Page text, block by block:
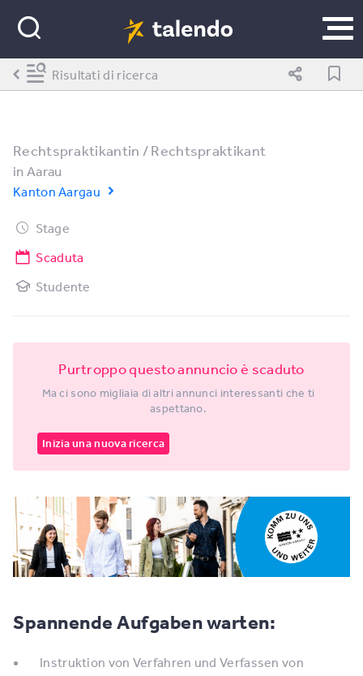
Rechtspraktikantin / Rechtspraktikant
in Aarau
Kanton Aargau
Stage
Scaduta
Studente
Purtroppo questo annuncio è scaduto
Ma ci sono migliaia di altri annunci interessanti che ti
aspettano.
Inizia una nuova ricerca
Spannende Aufgaben warten:
Instruktion von Verfahren und Verfassen von
Risultati di ricerca